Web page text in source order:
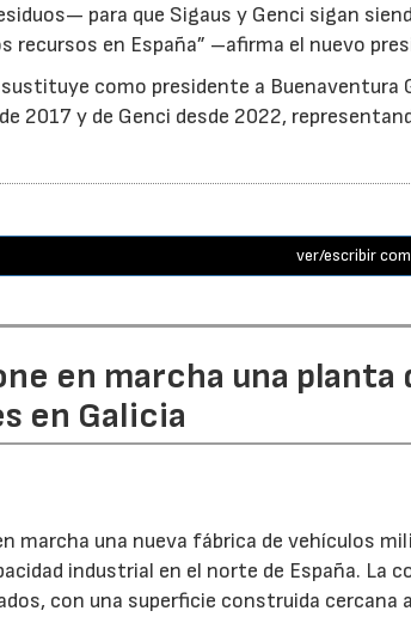
para que Sigaus y Genci sigan
recursos en España” –afirma el nuevo
como presidente a Buenaventura
2017 y de Genci desde 2022,
ver/escribir
en marcha una
en Galicia
marcha una nueva fábrica de vehículos
industrial en el norte de España. La
con una superficie construida cercana